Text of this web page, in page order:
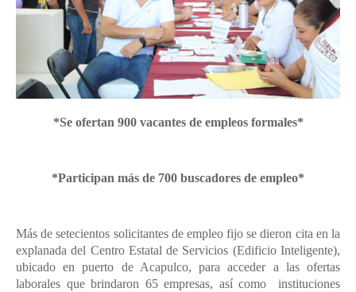
*Se ofertan 900 vacantes de empleos formales*
*Participan más de 700 buscadores de empleo*
Más de setecientos solicitantes de empleo fijo se dieron cita en la
explanada del Centro Estatal de Servicios (Edificio Inteligente),
ubicado en puerto de Acapulco, para acceder a las ofertas
laborales que brindaron 65 empresas, así como instituciones